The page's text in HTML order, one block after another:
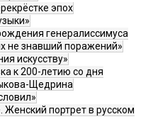
эпох
генералиссимуса
не знавший поражений»
искусству»
к 200-летию со дня
Щедрина
портрет в русском